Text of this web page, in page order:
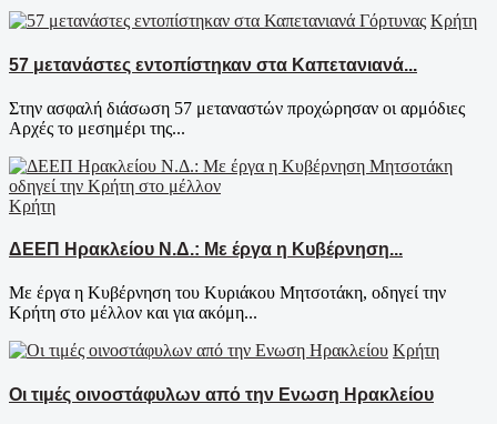
Κρήτη
57 μετανάστες εντοπίστηκαν στα Καπετανιανά...
Στην ασφαλή διάσωση 57 μεταναστών προχώρησαν οι αρμόδιες
Αρχές το μεσημέρι της...
Κρήτη
ΔΕΕΠ Ηρακλείου Ν.Δ.: Με έργα η Κυβέρνηση...
Με έργα η Κυβέρνηση του Κυριάκου Μητσοτάκη, οδηγεί την
Κρήτη στο μέλλον και για ακόμη...
Κρήτη
Οι τιμές οινοστάφυλων από την Ενωση Ηρακλείου